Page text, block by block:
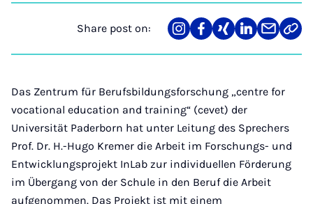
Share post on:
Share
on
Teilen
auf
Teilen
auf
Teilen
auf
Teilen
über
Mail
Link
Das Zentrum für Berufsbildungsforschung „centre for
vocational education and training“ (cevet) der
Universität Paderborn hat unter Leitung des Sprechers
Prof. Dr. H.-Hugo Kremer die Arbeit im Forschungs- und
Entwicklungsprojekt InLab zur individuellen Förderung
im Übergang von der Schule in den Beruf die Arbeit
aufgenommen. Das Projekt ist mit einem